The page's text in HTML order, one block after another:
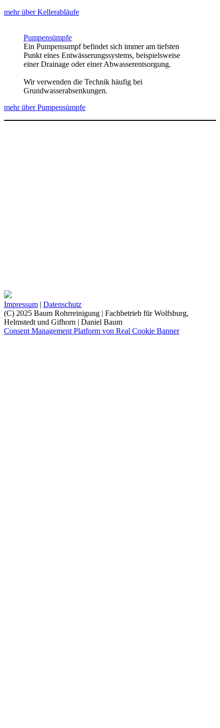
mehr über Kellerabläufe
Pumpensümpfe
Ein Pumpensumpf befindet sich immer am tiefsten
Punkt eines Entwässerungssystems, beispielsweise
einer Drainage oder einer Abwasserentsorgung.
Wir verwenden die Technik häufig bei
Grundwasserabsenkungen.
mehr über Pumpensümpfe
Impressum | Datenschutz
(C) 2025 Baum Rohrreinigung | Fachbetrieb für Wolfsburg,
Helmstedt und Gifhorn | Daniel Baum
Consent Management Platform von Real Cookie Banner